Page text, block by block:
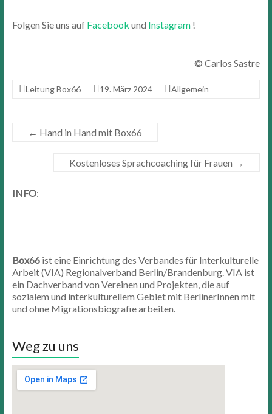
Folgen Sie uns auf Facebook und Instagram!
© Carlos Sastre
Leitung Box66 19. März 2024 Allgemein
← Hand in Hand mit Box66
Kostenloses Sprachcoaching für Frauen →
INFO:
Box66ist eine Einrichtung des Verbandes für Interkulturelle
Arbeit (VIA) Regionalverband Berlin/Brandenburg. VIA ist
ein Dachverband von Vereinen und Projekten, die auf
sozialem und interkulturellem Gebiet mit BerlinerInnen mit
und ohne Migrationsbiografie arbeiten.
Weg zu uns